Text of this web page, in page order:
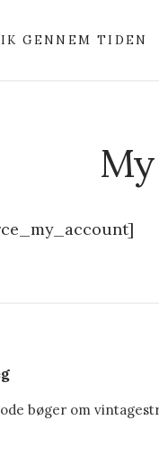
GENNEM TIDEN
bøger om